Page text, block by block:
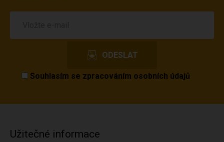
Souhlasím se zpracováním osobních údajů
Užitečné informace